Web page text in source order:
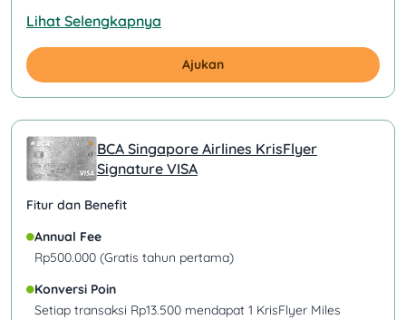
Lihat Selengkapnya
Ajukan
BCA Singapore Airlines KrisFlyer
Signature VISA
Fitur dan Benefit
Annual Fee
Rp500.000 (Gratis tahun pertama)
Konversi Poin
Setiap transaksi Rp13.500 mendapat 1 KrisFlyer Miles